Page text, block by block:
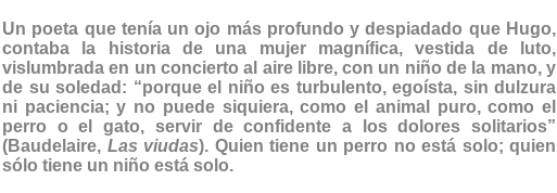
Un poeta que tenía un ojo más profundo y despiadado que Hugo,
contaba la historia de una mujer magnífica, vestida de luto,
vislumbrada en un concierto al aire libre, con un niño de la mano, y
de su soledad: “porque el niño es turbulento, egoísta, sin dulzura
ni paciencia; y no puede siquiera, como el animal puro, como el
perro o el gato, servir de confidente a los dolores solitarios”
(Baudelaire, Las viudas). Quien tiene un perro no está solo; quien
sólo tiene un niño está solo.